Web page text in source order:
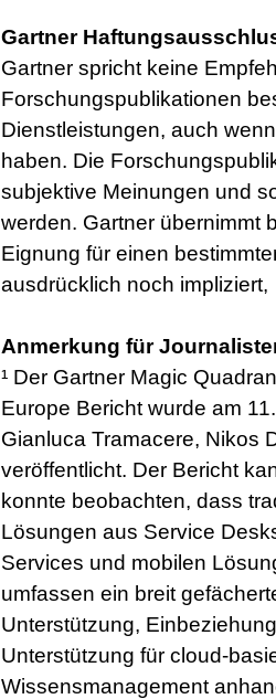
Gartner
Gartner spricht keine
Forschungspublikationen
Dienstleistungen, auch
haben. Die
subjektive Meinungen und
werden. Gartner übernimmt
Eignung für einen
ausdrücklich noch impliziert,
Anmerkung für
¹ Der Gartner Magic
Europe Bericht wurde am
Gianluca Tramacere, Nikos
veröffentlicht. Der Bericht
konnte beobachten, dass
Lösungen aus Service
Services und mobilen
umfassen ein breit
Unterstützung,
Unterstützung für cloud-
Wissensmanagement